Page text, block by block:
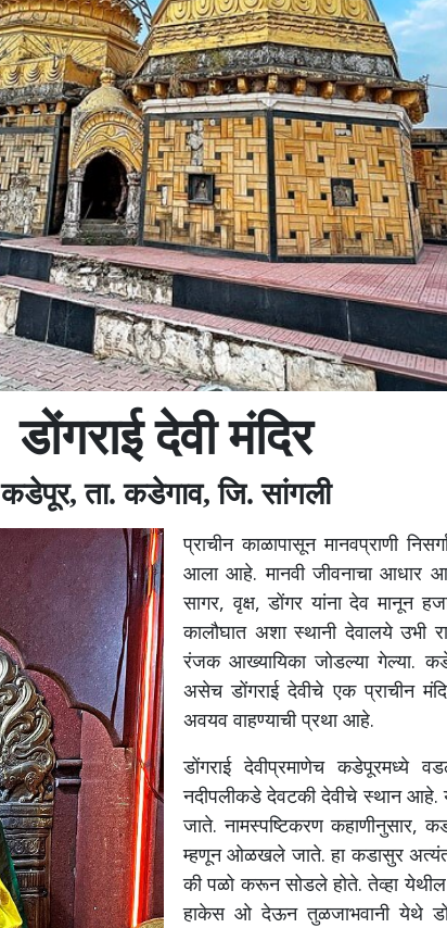
डोंगराई देवी मंदिर
कडेपूर, ता. कडेगाव, जि. सांगली
प्राचीन काळापासून मानवप्राणी
आला आहे.मानवी जीवनाचा आधार
सागर,वृक्ष,डोंगर यांना देव मानून
कालौघात अशा स्थानी देवालये उभी
रंजक आख्यायिका जोडल्या गेल्या.
असेच डोंगराई देवीचे एक प्राचीन
अवयव वाहण्याची प्रथा आहे.
डोंगराई देवीप्रमाणेच कडेपूरमध्ये
नदीपलीकडे देवटकी देवीचे स्थान आहे.
जाते.नामस्पष्टिकरण कहाणीनुसार,
म्हणून ओळखले जाते.हा कडासुर
की पळो करून सोडले होते.तेव्हा येथील
हाकेस ओ देऊन तुळजाभवानी येथे